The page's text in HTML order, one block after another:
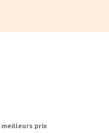
meilleurs prix